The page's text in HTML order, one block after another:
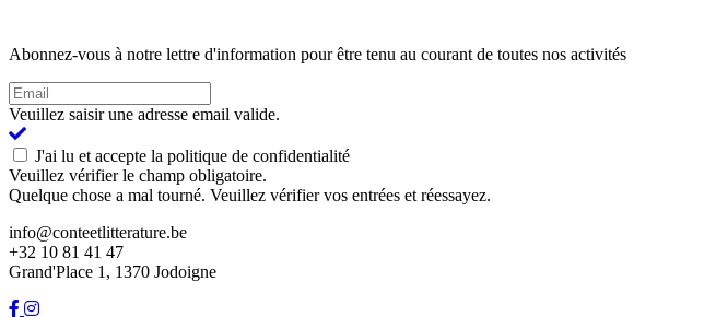
Abonnez-vous à notre lettre d'information pour être tenu au courant de toutes nos activités
Veuillez saisir une adresse email valide.
J'ai lu et accepte la politique de confidentialité
Veuillez vérifier le champ obligatoire.
Quelque chose a mal tourné. Veuillez vérifier vos entrées et réessayez.
info@conteetlitterature.be
+32 10 81 41 47
Grand'Place 1, 1370 Jodoigne